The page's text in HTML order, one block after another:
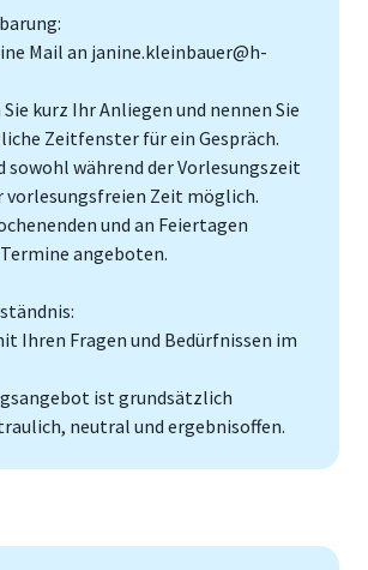
Mail an janine.kleinbauer@h-
Sie kurz Ihr Anliegen und nennen Sie
Zeitfenster für ein Gespräch.
sowohl während der Vorlesungszeit
vorlesungsfreien Zeit möglich.
und an Feiertagen
angeboten.
Ihren Fragen und Bedürfnissen im
ist grundsätzlich
neutral und ergebnisoffen.